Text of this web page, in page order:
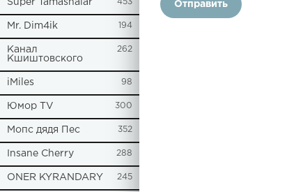
Super Tamashalar 453
Mr. Dim4ik 194
Канал
Кшиштовского
262
iMiles 98
Юмор TV 300
Мопс дядя Пес 352
Insane Cherry 288
ONER KYRANDARY 245
Отправить